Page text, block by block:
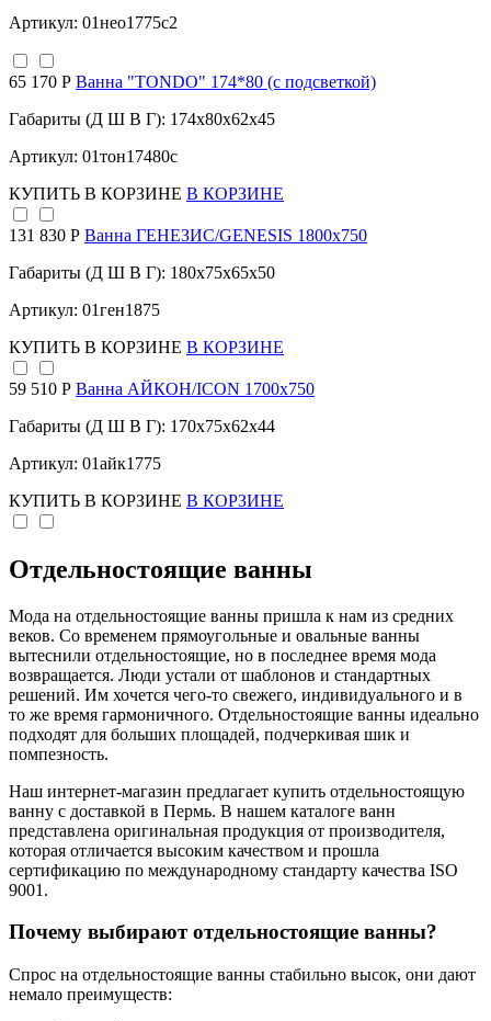
Артикул: 01нео1775с2
65 170 Р Ванна "TONDO" 174*80 (с подсветкой)
Габариты (Д Ш В Г): 174x80x62x45
Артикул: 01тон17480с
КУПИТЬ В КОРЗИНЕ В КОРЗИНЕ
131 830 Р Ванна ГЕНЕЗИС/GENESIS 1800х750
Габариты (Д Ш В Г): 180x75x65x50
Артикул: 01ген1875
КУПИТЬ В КОРЗИНЕ В КОРЗИНЕ
59 510 Р Ванна АЙКОН/ICON 1700х750
Габариты (Д Ш В Г): 170x75x62x44
Артикул: 01айк1775
КУПИТЬ В КОРЗИНЕ В КОРЗИНЕ
Отдельностоящие ванны
Мода на отдельностоящие ванны пришла к нам из средних
веков. Со временем прямоугольные и овальные ванны
вытеснили отдельностоящие, но в последнее время мода
возвращается. Люди устали от шаблонов и стандартных
решений. Им хочется чего-то свежего, индивидуального и в
то же время гармоничного. Отдельностоящие ванны идеально
подходят для больших площадей, подчеркивая шик и
помпезность.
Наш интернет-магазин предлагает купить отдельностоящую
ванну с доставкой в Пермь. В нашем каталоге ванн
представлена оригинальная продукция от производителя,
которая отличается высоким качеством и прошла
сертификацию по международному стандарту качества ISO
9001.
Почему выбирают отдельностоящие ванны?
Спрос на отдельностоящие ванны стабильно высок, они дают
немало преимуществ: